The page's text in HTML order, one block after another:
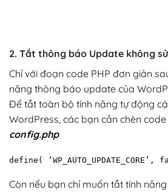
2. Tắt thông báo Update không
Chỉ với đoạn code PHP đơn giản
năng thông báo update của
Để tắt toàn bộ tính năng tự động
WordPress, các bạn cần chèn
config.php
define(
Còn nếu bạn chỉ muốn tắt tính